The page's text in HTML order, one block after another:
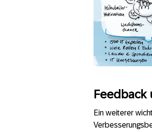
Feedback
Ein weiterer